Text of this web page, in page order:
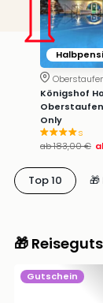
Königshof
Only
s
ab183,00 €
Top 10
🎁
Gutschein